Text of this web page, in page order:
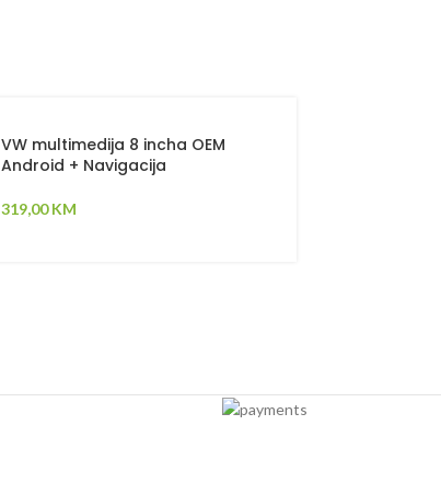
VW multimedija 8 incha OEM
Android + Navigacija
319,00KM